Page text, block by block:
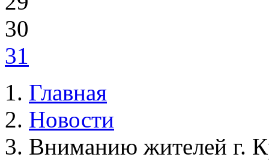
30
31
Главная
Новости
Вниманию жителей г.